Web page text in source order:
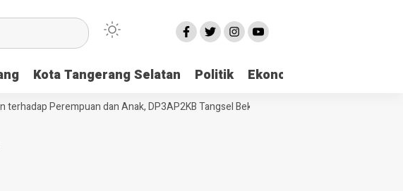
Kota Tangerang Selatan Politik Ekonomi
Perempuan dan Anak, DP3AP2KB Tangsel Bekali Masyarakat Manajemen Stres